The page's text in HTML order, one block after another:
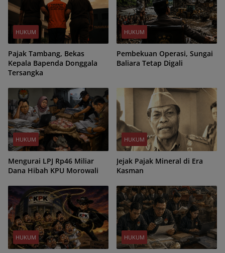
HUKUM
Pajak Tambang, Bekas
Kepala Bapenda Donggala
Tersangka
HUKUM
Pembekuan Operasi, Sungai
Baliara Tetap Digali
HUKUM
Mengurai LPJ Rp46 Miliar
Dana Hibah KPU Morowali
HUKUM
Jejak Pajak Mineral di Era
Kasman
HUKUM HUKUM